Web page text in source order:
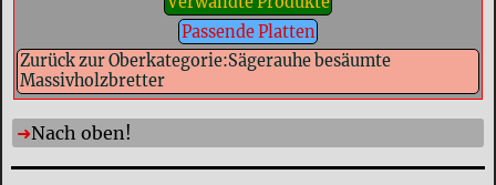
Passende Platten
Zurück zur Oberkategorie:Sägerauhe besäumte
Massivholzbretter
Nach oben!